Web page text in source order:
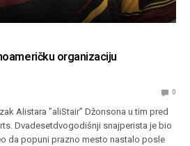
organizaciju
0
Alistara ”aliStair” Džonsona u tim pred
Dvadesetdvogodišnji snajperista je bio
da popuni prazno mesto nastalo posle